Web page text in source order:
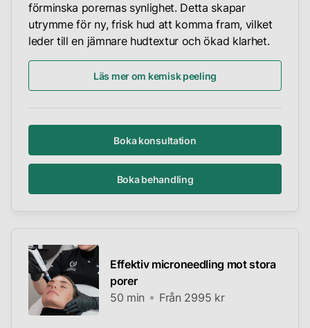
förminska porernas synlighet. Detta skapar
utrymme för ny, frisk hud att komma fram, vilket
leder till en jämnare hudtextur och ökad klarhet.
Läs mer om kemisk peeling
Boka konsultation
Boka behandling
Effektiv microneedling mot stora
porer
50 min
Från 2995 kr